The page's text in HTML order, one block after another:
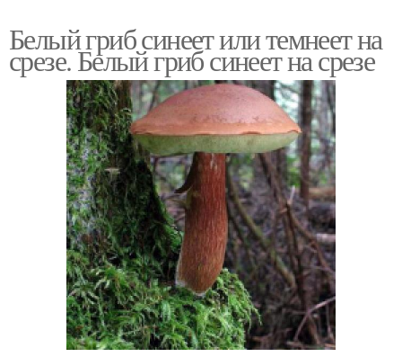
Белый гриб синеет или темнеет на
срезе. Белый гриб синеет на срезе